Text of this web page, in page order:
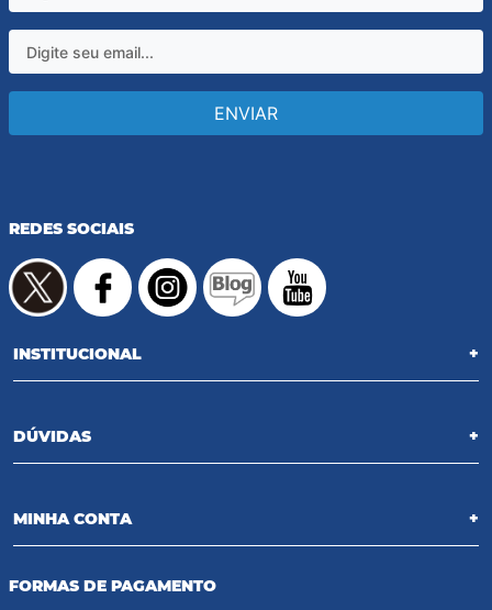
ENVIAR
REDES SOCIAIS
INSTITUCIONAL +
DÚVIDAS +
MINHA CONTA +
FORMAS DE PAGAMENTO